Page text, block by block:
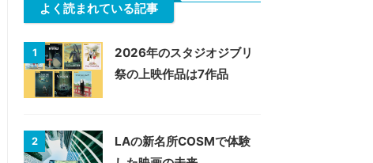
よく読まれている記事
1
2026年のスタジオジブリ
祭の上映作品は7作品
2
LAの新名所COSMで体験